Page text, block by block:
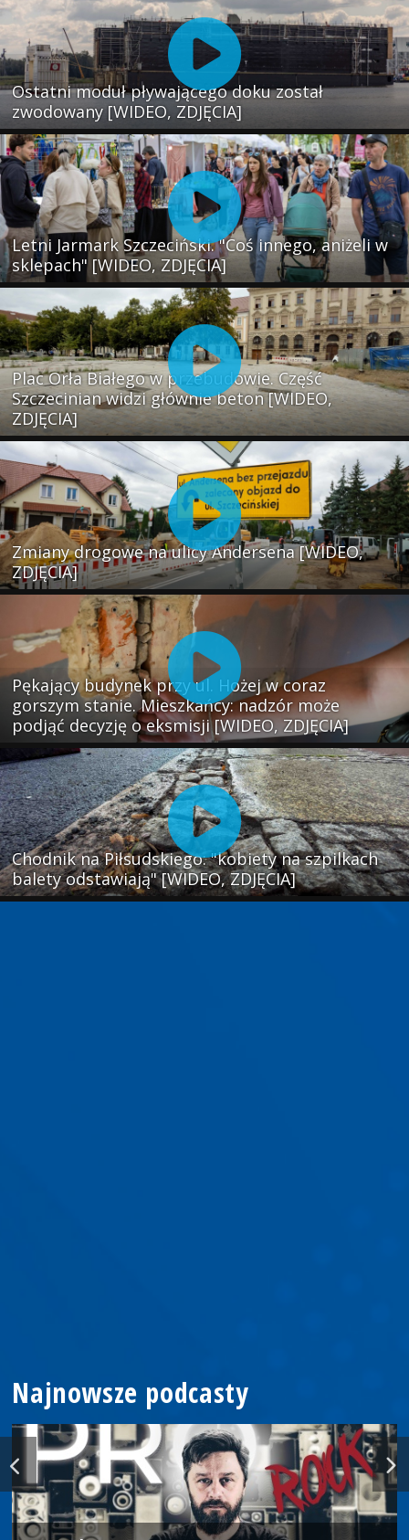
Ostatni moduł pływającego doku został
zwodowany [WIDEO, ZDJĘCIA]
Letni Jarmark Szczeciński. "Coś innego, aniżeli w
sklepach" [WIDEO, ZDJĘCIA]
Plac Orła Białego w przebudowie. Część
Szczecinian widzi głównie beton [WIDEO,
ZDJĘCIA]
Zmiany drogowe na ulicy Andersena [WIDEO,
ZDJĘCIA]
Pękający budynek przy ul. Hożej w coraz
gorszym stanie. Mieszkańcy: nadzór może
podjąć decyzję o eksmisji [WIDEO, ZDJĘCIA]
Chodnik na Piłsudskiego: "kobiety na szpilkach
balety odstawiają" [WIDEO, ZDJĘCIA]
Najnowsze podcasty